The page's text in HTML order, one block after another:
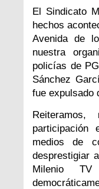
El Sindicato
hechos
Avenida de
nuestra
policías de
Sánchez
fue expulsado
participación
medios de
desprestigiar
Milenio